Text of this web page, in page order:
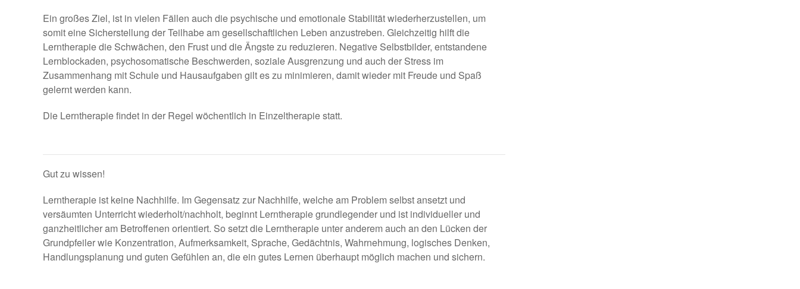
Ein großes Ziel, ist in vielen Fällen auch die psychische und emotionale Stabilität wiederherzustellen, um
somit eine Sicherstellung der Teilhabe am gesellschaftlichen Leben anzustreben. Gleichzeitig hilft die
Lerntherapie die Schwächen, den Frust und die Ängste zu reduzieren. Negative Selbstbilder, entstandene
Lernblockaden, psychosomatische Beschwerden, soziale Ausgrenzung und auch der Stress im
Zusammenhang mit Schule und Hausaufgaben gilt es zu minimieren, damit wieder mit Freude und Spaß
gelernt werden kann.
Die Lerntherapie findet in der Regel wöchentlich in Einzeltherapie statt.
Gut zu wissen!
Lerntherapie ist keine Nachhilfe. Im Gegensatz zur Nachhilfe, welche am Problem selbst ansetzt und
versäumten Unterricht wiederholt/nachholt, beginnt Lerntherapie grundlegender und ist individueller und
ganzheitlicher am Betroffenen orientiert. So setzt die Lerntherapie unter anderem auch an den Lücken der
Grundpfeiler wie Konzentration, Aufmerksamkeit, Sprache, Gedächtnis, Wahrnehmung, logisches Denken,
Handlungsplanung und guten Gefühlen an, die ein gutes Lernen überhaupt möglich machen und sichern.